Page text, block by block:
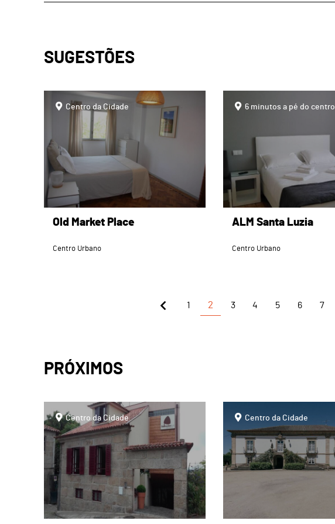
SUGESTÕES
pageCentro da Cidade
Old Market Place
Centro Urbano
page6 minutos a pé do centro
ALM Santa Luzia
Centro Urbano
1 2 3 4 5 6 7
PRÓXIMOS
pageCentro da Cidade pageCentro da Cidade